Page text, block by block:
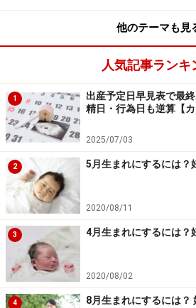
他のテーマも見
人気記事ランキ
1
出産予定日早見表で最
精日・行為日も逆算【
2025/07/03
2 5月生まれにするには？
2020/08/11
3 4月生まれにするには？
2020/08/02
4 8月生まれにするには？